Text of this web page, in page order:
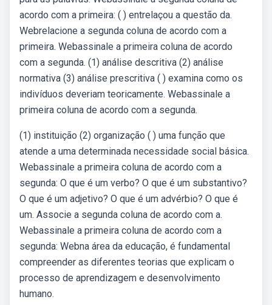
acordo com a primeira: ( ) entrelaçou a questão da.
Webrelacione a segunda coluna de acordo com a
primeira. Webassinale a primeira coluna de acordo
com a segunda. (1) análise descritiva (2) análise
normativa (3) análise prescritiva ( ) examina como os
indivíduos deveriam teoricamente. Webassinale a
primeira coluna de acordo com a segunda.
(1) instituição (2) organização ( ) uma função que
atende a uma determinada necessidade social básica.
Webassinale a primeira coluna de acordo com a
segunda: O que é um verbo? O que é um substantivo?
O que é um adjetivo? O que é um advérbio? O que é
um. Associe a segunda coluna de acordo com a.
Webassinale a primeira coluna de acordo com a
segunda: Webna área da educação, é fundamental
compreender as diferentes teorias que explicam o
processo de aprendizagem e desenvolvimento
humano.